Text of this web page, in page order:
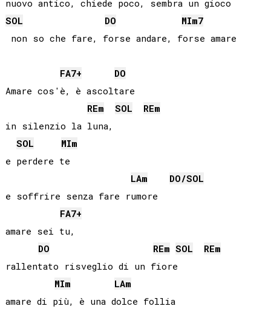
SOL
DO MIm7
non so che fare, forse andare, forse amare
FA7+
DO
Amare cos'è, è ascoltare
REm SOL REm
in silenzio la luna,
SOL
MIm
e perdere te
LAm DO/SOL
e soffrire senza fare rumore
FA7+
amare sei tu,
DO
REm SOL REm
rallentato risveglio di un fiore
MIm LAm
amare di più, è una dolce follia